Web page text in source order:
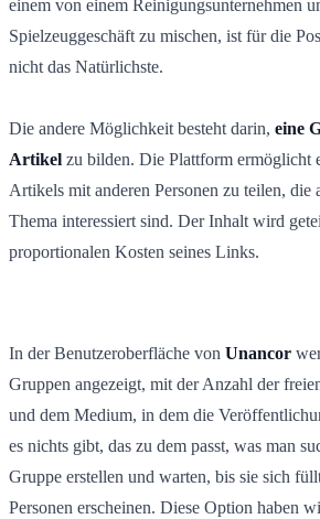
einem von einem Reinigungsunternehmen
Spielzeuggeschäft zu mischen, ist für die
nicht das Natürlichste.
Die andere Möglichkeit besteht darin, eine
Artikel zu bilden. Die Plattform ermöglicht
Artikels mit anderen Personen zu teilen, die
Thema interessiert sind. Der Inhalt wird
proportionalen Kosten seines Links.
In der Benutzeroberfläche von Unancor
Gruppen angezeigt, mit der Anzahl der
und dem Medium, in dem die
es nichts gibt, das zu dem passt, was man
Gruppe erstellen und warten, bis sie sich
Personen erscheinen. Diese Option haben